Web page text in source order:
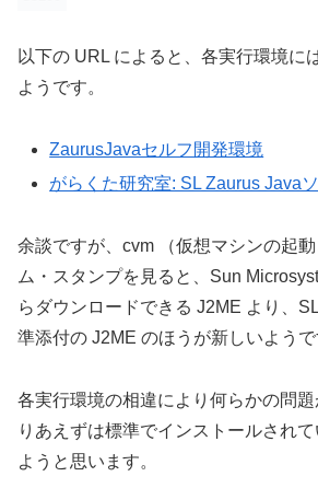
以下の URL によると、各実行環境に
ようです。
ZaurusJavaセルフ開発環境
がらくた研究室: SL Zaurus Java
余談ですが、cvm （仮想マシンの起
ム・スタンプを見ると、Sun
らダウンロードできる J2ME より、
準添付の J2ME のほうが新しいようで
各実行環境の相違により何らかの問
りあえずは標準でインストールされ
ようと思います。